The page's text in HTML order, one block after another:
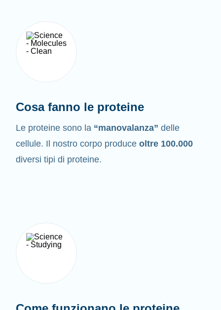
Cosa fanno le proteine
Le proteine sono la “manovalanza” delle
cellule. Il nostro corpo produce oltre 100.000
diversi tipi di proteine.